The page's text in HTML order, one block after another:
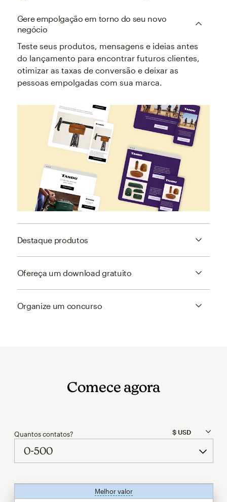
Gere empolgação em torno do seu novo
negócio
Teste seus produtos, mensagens e ideias antes
do lançamento para encontrar futuros clientes,
otimizar as taxas de conversão e deixar as
pessoas empolgadas com sua marca.
Destaque produtos
Ofereça um download gratuito
Organize um concurso
Comece agora
Quantos contatos?
Melhor valordica